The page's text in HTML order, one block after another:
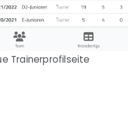
Trainerprofilseite